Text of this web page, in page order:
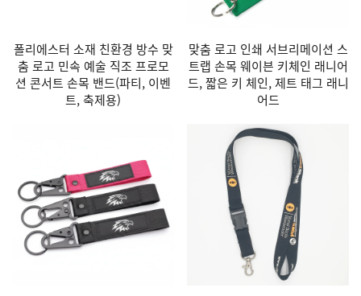
폴리에스터 소재 친환경 방수 맞
춤 로고 민속 예술 직조 프로모
션 콘서트 손목 밴드(파티, 이벤
트, 축제용)
맞춤 로고 인쇄 서브리메이션 스
트랩 손목 웨이븐 키체인 래니어
드, 짧은 키 체인, 제트 태그 래니
어드